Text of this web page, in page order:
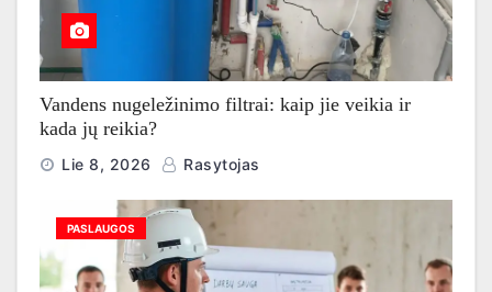
Vandens nugeležinimo filtrai: kaip jie veikia ir
kada jų reikia?
Lie 8, 2026 Rasytojas
PASLAUGOS